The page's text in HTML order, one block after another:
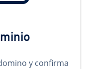
y confirma